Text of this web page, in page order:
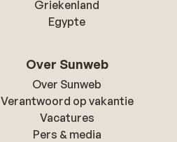
Griekenland
Egypte
Over Sunweb
Over Sunweb
Verantwoord op vakantie
Vacatures
Pers & media